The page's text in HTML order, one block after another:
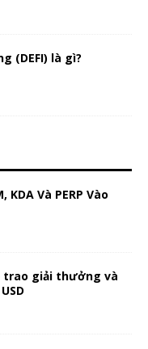
(DEFI) là gì?
KDA Và PERP Vào
trao giải thưởng và